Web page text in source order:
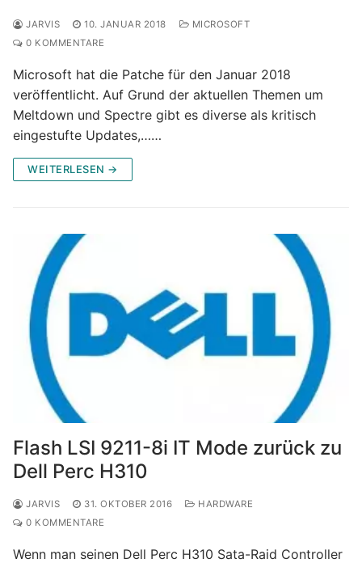
JARVIS 10. JANUAR 2018
MICROSOFT
0 KOMMENTARE
Microsoft hat die Patche für den Januar 2018
veröffentlicht. Auf Grund der aktuellen Themen um
Meltdown und Spectre gibt es diverse als kritisch
eingestufte Updates,……
WEITERLESEN →
Flash LSI 9211-8i IT Mode zurück zu
Dell Perc H310
JARVIS 31. OKTOBER 2016
HARDWARE
0 KOMMENTARE
Wenn man seinen Dell Perc H310 Sata-Raid Controller